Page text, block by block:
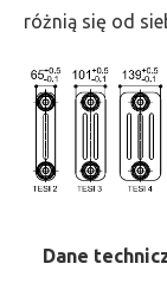
różnią się od
Dane t